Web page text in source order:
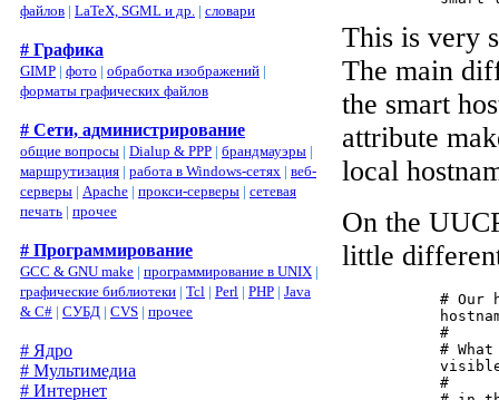
файлов | LaTeX, SGML и др. | словари
# Графика
GIMP | фото | обработка изображений |
форматы графических файлов
# Сети, администрирование
общие вопросы | Dialup & PPP | брандмауэры |
маршрутизация | работа в Windows-сетях | веб-
серверы | Apache | прокси-серверы | сетевая
печать | прочее
# Программирование
GCC & GNU make | программирование в UNIX |
графические библиотеки | Tcl | Perl | PHP | Java
& C# | СУБД | CVS | прочее
# Ядро
# Мультимедиа
# Интернет
This is very
The main
the smart
attribute
local
On the
little
# Our
           #
#
           #